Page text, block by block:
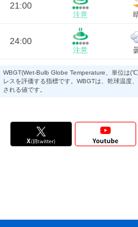
21:00
注意
24:00
注意
WBGT(Wet-Bulb Globe Temperature、単位は
レスを評価する指標です。WBGTは、乾球温度
される値です。